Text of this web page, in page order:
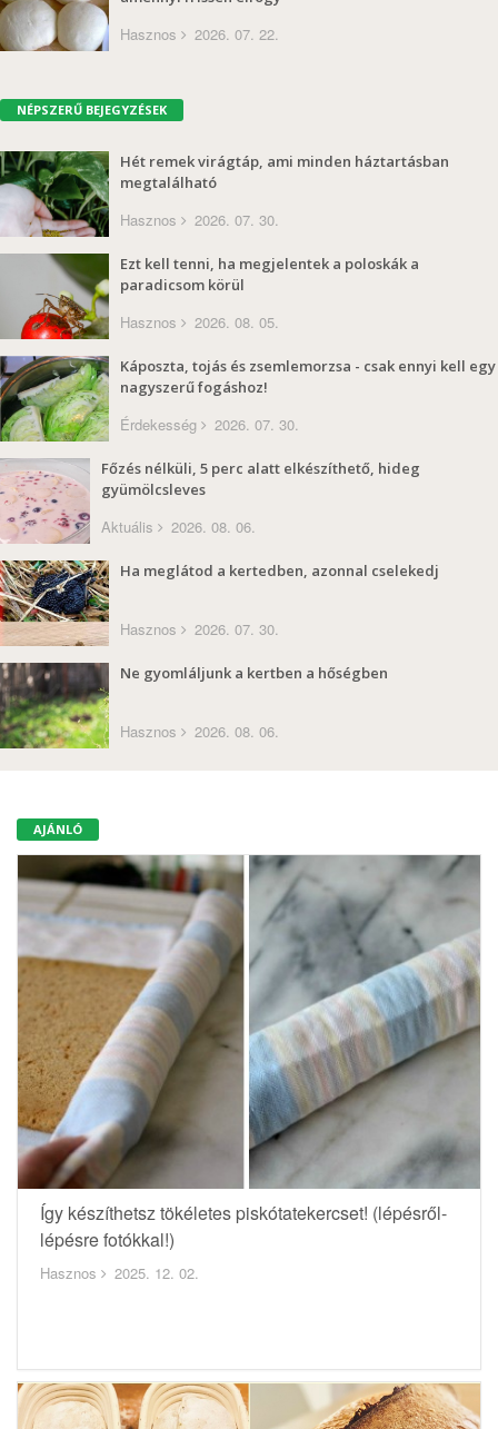
Hasznos 2026. 07. 22.
NÉPSZERŰ BEJEGYZÉSEK
Hét remek virágtáp, ami minden háztartásban
megtalálható
Hasznos 2026. 07. 30.
Ezt kell tenni, ha megjelentek a poloskák a
paradicsom körül
Hasznos 2026. 08. 05.
Káposzta, tojás és zsemlemorzsa - csak ennyi kell egy
nagyszerű fogáshoz!
Érdekesség 2026. 07. 30.
Főzés nélküli, 5 perc alatt elkészíthető, hideg
gyümölcsleves
Aktuális 2026. 08. 06.
Ha meglátod a kertedben, azonnal cselekedj
Hasznos 2026. 07. 30.
Ne gyomláljunk a kertben a hőségben
Hasznos 2026. 08. 06.
AJÁNLÓ
Így készíthetsz tökéletes piskótatekercset! (lépésről-
lépésre fotókkal!)
Hasznos 2025. 12. 02.